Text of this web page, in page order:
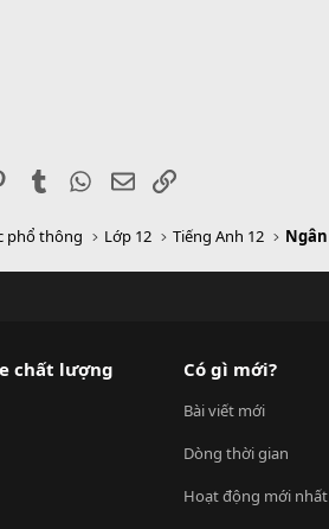
PinterestTumblr WhatsApp
EmailLink
phổ thông Lớp 12 Tiếng Anh 12
chất lượng
Có gì mới?
Bài viết mới
Dòng thời gian
Hoạt động mới nhất